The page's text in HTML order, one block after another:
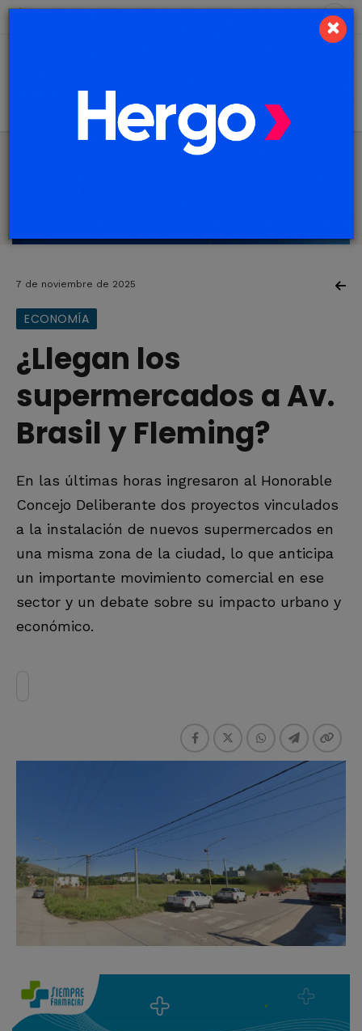
7 de noviembre de 2025
ECONOMÍA
¿Llegan los
supermercados a Av.
Brasil y Fleming?
En las últimas horas ingresaron al Honorable
Concejo Deliberante dos proyectos vinculados
a la instalación de nuevos supermercados en
una misma zona de la ciudad, lo que anticipa
un importante movimiento comercial en ese
sector y un debate sobre su impacto urbano y
económico.
×